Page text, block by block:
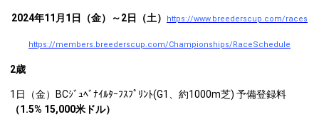
2024年11月1日（金）～2日（土） https://www.breederscup.com/races
https://members.breederscup.com/Championships/RaceSchedule
2歳
1日（金）BCｼﾞｭﾍﾞﾅｲﾙﾀｰﾌｽﾌﾟﾘﾝﾄ(G1、約1000m芝) 予備登録料
（1.5% 15,000米ドル）